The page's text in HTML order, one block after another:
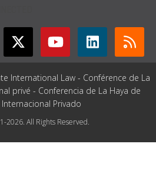
International Law - Conférence de La
privé - Conferencia de La Haya de
Privado
2026. All Rights Reserved.